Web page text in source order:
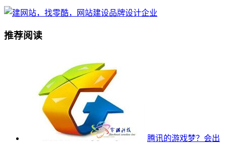
推荐阅读
腾讯的游戏梦？会出